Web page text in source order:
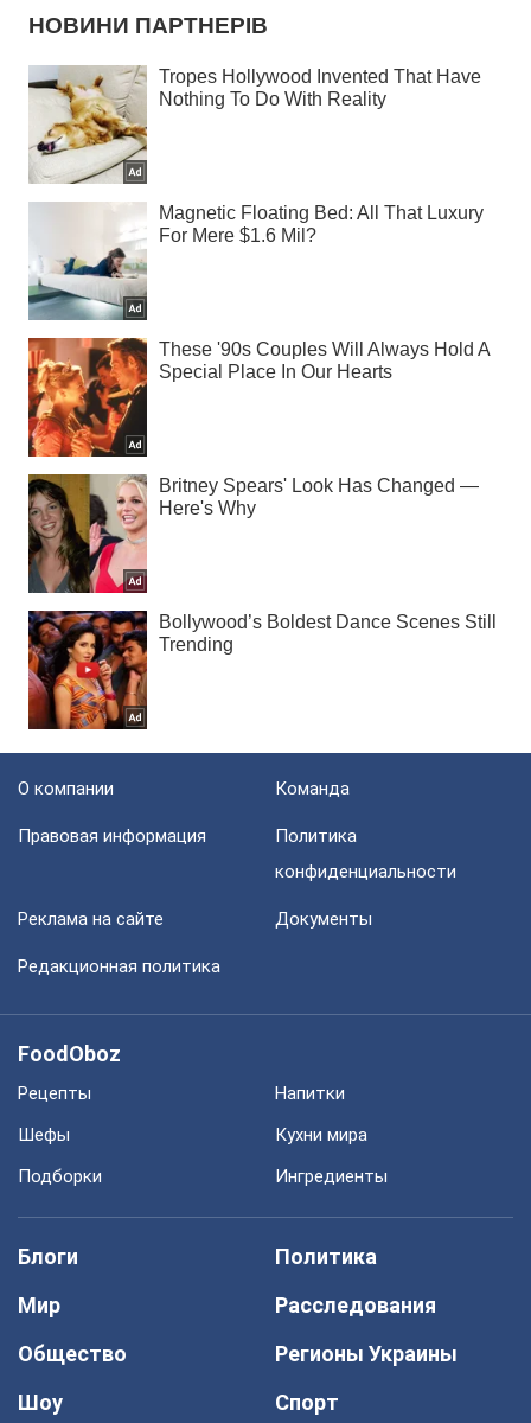
О компании Команда
Правовая информация
Политика
конфиденциальности
Реклама на сайте Документы
Редакционная политика
FoodOboz
Рецепты
Напитки
Шефы
Кухни мира
Подборки
Ингредиенты
Блоги
Политика
Мир
Расследования
Общество
Регионы Украины
Шоу
Спорт